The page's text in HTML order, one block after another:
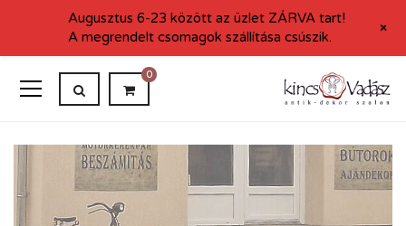
0
Augusztus 6-23 között az üzlet ZÁRVA tart!
A megrendelt csomagok szállítása csúszik.
+